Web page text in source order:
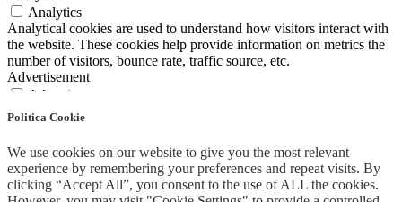
Politica Cookie
We use cookies on our website to give you the most relevant
experience by remembering your preferences and repeat visits. By
clicking “Accept All”, you consent to the use of ALL the cookies.
Analytics
Analytical cookies are used to understand how visitors interact with
the website. These cookies help provide information on metrics the
number of visitors, bounce rate, traffic source, etc.
Advertisement
Advertisement
Advertisement cookies are used to provide visitors with relevant ads
Others
Others
Other uncategorized cookies are those that are being analyzed and